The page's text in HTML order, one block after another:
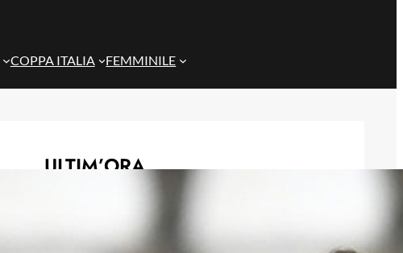
COPPA ITALIA FEMMINILE
ULTIM’ORA
29 Maggio 2026